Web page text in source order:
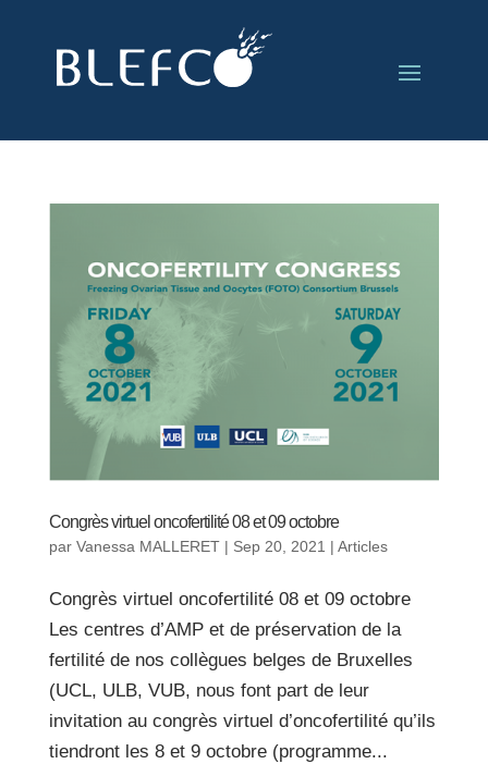
Congrès virtuel oncofertilité 08 et 09 octobre
par Vanessa MALLERET| Sep 20, 2021 | Articles
Congrès virtuel oncofertilité 08 et 09 octobre
Les centres d’AMP et de préservation de la
fertilité de nos collègues belges de Bruxelles
(UCL, ULB, VUB, nous font part de leur
invitation au congrès virtuel d’oncofertilité qu’ils
tiendront les 8 et 9 octobre (programme...